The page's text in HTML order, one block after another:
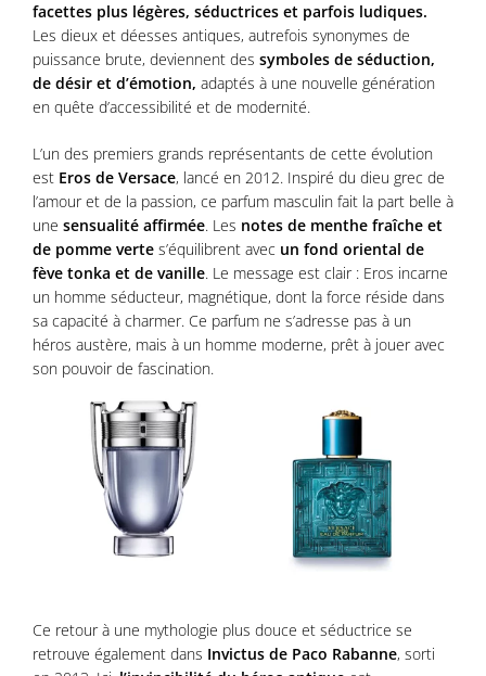
facettes plus légères, séductrices et parfois ludiques.
Les dieux et déesses antiques, autrefois synonymes de
puissance brute, deviennent des symboles de séduction,
de désir et d’émotion, adaptés à une nouvelle génération
en quête d’accessibilité et de modernité.
L’un des premiers grands représentants de cette évolution
est Eros de Versace, lancé en 2012. Inspiré du dieu grec de
l’amour et de la passion, ce parfum masculin fait la part belle à
une sensualité affirmée. Les notes de menthe fraîche et
de pomme verte s’équilibrent avec un fond oriental de
fève tonka et de vanille. Le message est clair : Eros incarne
un homme séducteur, magnétique, dont la force réside dans
sa capacité à charmer. Ce parfum ne s’adresse pas à un
héros austère, mais à un homme moderne, prêt à jouer avec
son pouvoir de fascination.
Ce retour à une mythologie plus douce et séductrice se
retrouve également dans Invictus de Paco Rabanne, sorti